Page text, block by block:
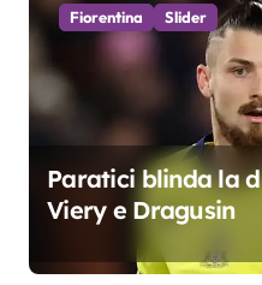
Fiorentina Slider
Paratici blinda la
Viery e Dragusin